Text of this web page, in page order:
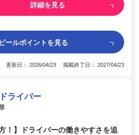
詳細を見る
ールポイントを見る
更新日： 2026/04/23 掲載終了日： 2027/04/23
ライバー
！】ドライバーの働きやすさを追